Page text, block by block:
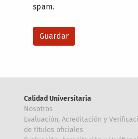
spam.
Calidad Universitaria
Nosotros
Evaluación, Acreditación y
de títulos oficiales